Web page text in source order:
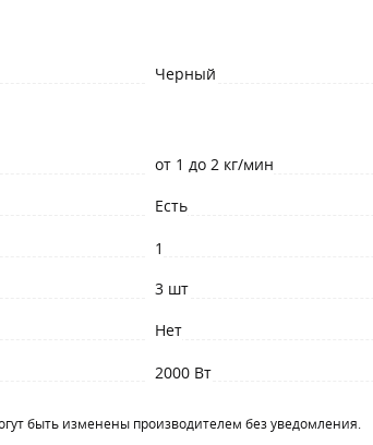
Черный
от 1 до 2 кг/мин
Есть
1
3 шт
Нет
2000 Вт
быть изменены производителем без уведомления.